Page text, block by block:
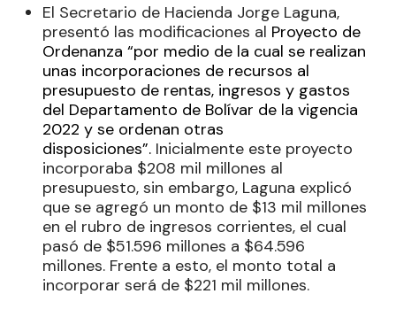
El Secretario de Hacienda Jorge Laguna,
presentó las modificaciones al Proyecto de
Ordenanza “por medio de la cual se realizan
unas incorporaciones de recursos al
presupuesto de rentas, ingresos y gastos
del Departamento de Bolívar de la vigencia
2022 y se ordenan otras
disposiciones”. Inicialmente este proyecto
incorporaba $208 mil millones al
presupuesto, sin embargo, Laguna explicó
que se agregó un monto de $13 mil millones
en el rubro de ingresos corrientes, el cual
pasó de $51.596 millones a $64.596
millones. Frente a esto, el monto total a
incorporar será de $221 mil millones.